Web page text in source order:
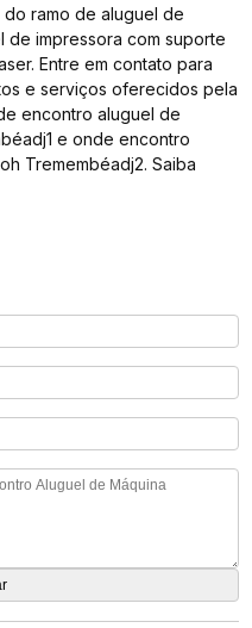
ramo de aluguel de
de impressora com suporte
Entre em contato para
e serviços oferecidos pela
encontro aluguel de
e onde encontro
Tremembéadj2. Saiba